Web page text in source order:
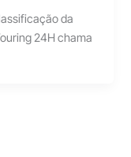
da
24H chama